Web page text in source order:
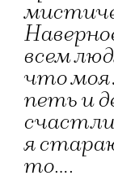
всем
что моя
петь и
я
то....